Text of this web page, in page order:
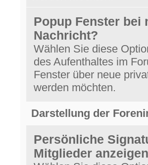
Popup Fenster bei
Nachricht?
Wählen Sie diese
des Aufenthaltes im
Fenster über neue
werden möchten.
Darstellung der
Persönliche
Mitglieder